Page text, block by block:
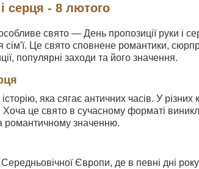
серця - 8 лютого
свято — День пропозиції руки і
Це свято сповнене романтики,
популярні заходи та його значення.
яка сягає античних часів. У
це свято в сучасному форматі
романтичному значенню.
Середньовічної Європи, де в певні дні